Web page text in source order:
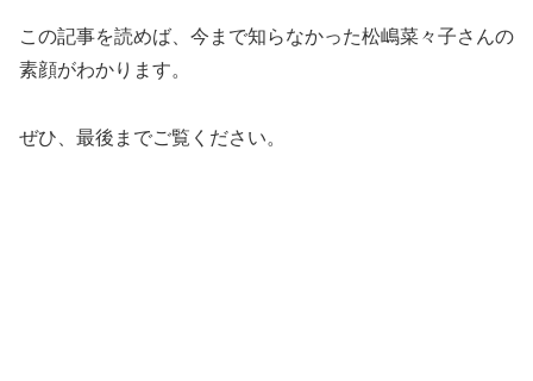
この記事を読めば、今まで知らなかった松嶋菜々子さんの
素顔がわかります。
ぜひ、最後までご覧ください。